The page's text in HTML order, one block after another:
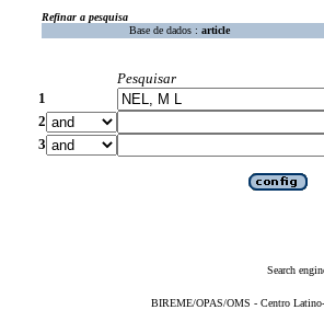
Refinar a pesquisa
Base de dados : article
Pesquisar
1
2
3
Search
BIREME/OPAS/OMS - Centro Latino-